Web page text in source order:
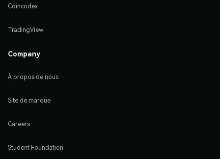
Coincodex
TradingView
Company
À propos de nous
Site de marque
Careers
Student Foundation